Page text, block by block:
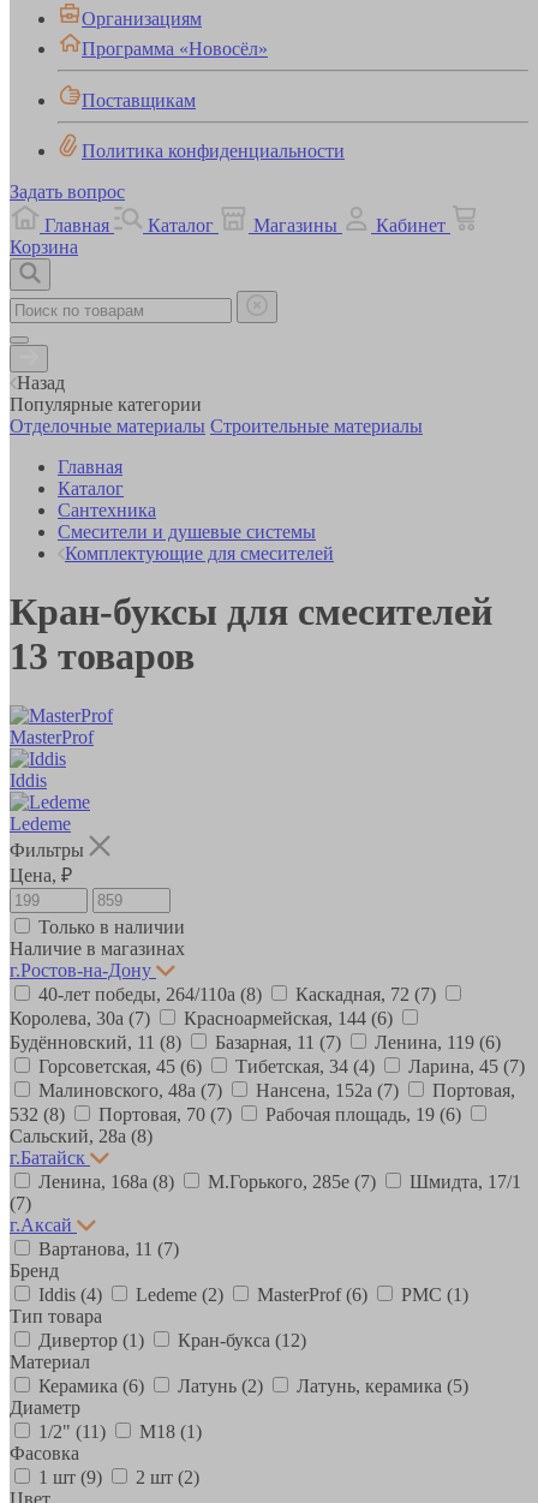
Организациям
Программа «Новосёл»
Поставщикам
Политика конфиденциальности
Задать вопрос
Главная
Каталог Магазины
Кабинет
Корзина
Назад
Популярные категории
Отделочные материалы Строительные материалы
Главная
Каталог
Сантехника
Смесители и душевые системы
Комплектующие для смесителей
Кран-буксы для смесителей
13 товаров
MasterProf
Iddis
Ledeme
Фильтры
Цена, ₽
Только в наличии
Наличие в магазинах
г.Ростов-на-Дону
40-лет победы, 264/110а (8) Каскадная, 72 (7)
Королева, 30а (7) Красноармейская, 144 (6)
Будённовский, 11 (8) Базарная, 11 (7) Ленина, 119 (6)
Горсоветская, 45 (6) Тибетская, 34 (4) Ларина, 45 (7)
Малиновского, 48а (7) Нансена, 152а (7)
Портовая,
532 (8) Портовая, 70 (7) Рабочая площадь, 19 (6)
Сальский, 28a (8)
г.Батайск
Ленина, 168а (8) М.Горького, 285е (7)
Шмидта, 17/1
(7)
г.Аксай
Вартанова, 11 (7)
Бренд
Iddis (4) Ledeme (2) MasterProf(6) РМС (1)
Тип товара
Дивертор (1) Кран-букса (12)
Материал
Керамика (6) Латунь (2) Латунь, керамика (5)
Диаметр
1/2" (11) М18 (1)
Фасовка
1 шт (9) 2 шт (2)
Цвет